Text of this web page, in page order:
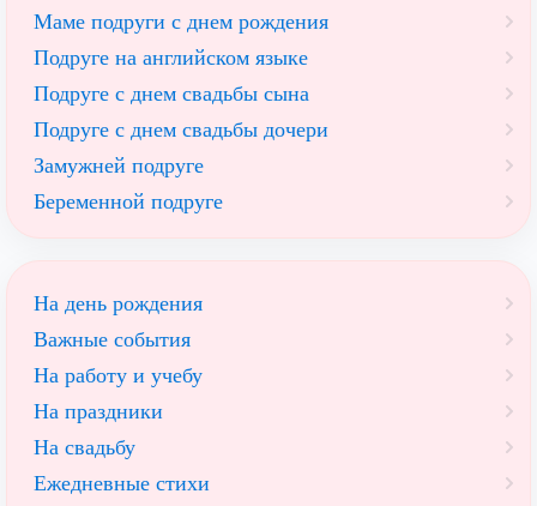
Маме подруги с днем рождения
Подруге на английском языке
Подруге с днем свадьбы сына
Подруге с днем свадьбы дочери
Замужней подруге
Беременной подруге
На день рождения
Важные события
На работу и учебу
На праздники
На свадьбу
Ежедневные стихи